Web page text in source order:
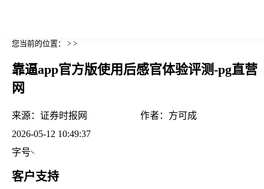
您当前的位置： > >
靠逼app官方版使用后感官体验评测-pg直营
网
来源： 证券时报网 作者： 方可成
2026-05-12 10:49:37
字号
客户支持